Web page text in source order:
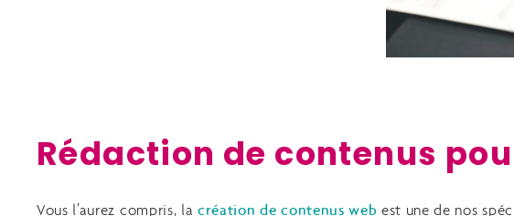
Rédaction de contenus
Vous l’aurez compris, la création de contenus web est une de nos